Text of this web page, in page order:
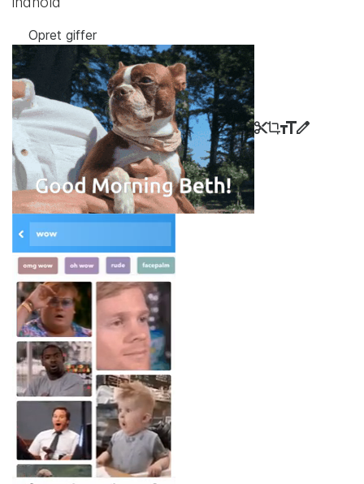
Opret giffer